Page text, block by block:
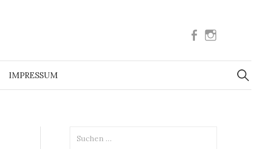
Facebook
IMPRESSUM
Suchen
nach:
nach: